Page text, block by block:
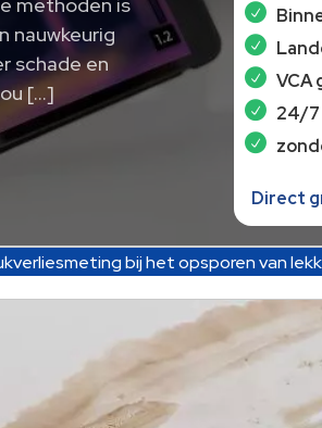
nauwkeurig
schade en
[…]
VCA
24/7
Direct
bij het opsporen van